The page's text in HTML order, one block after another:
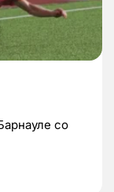
со